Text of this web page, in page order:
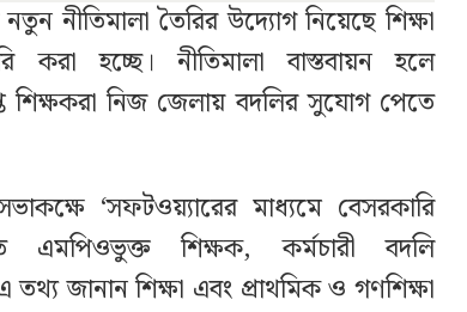
নীতিমালা তৈরির উদ্যোগ নিয়েছে শিক্ষা
করা হচ্ছে। নীতিমালা বাস্তবায়ন হলে
শিক্ষকরা নিজ জেলায় বদলির সুযোগ পেতে
‘সফটওয়্যারের মাধ্যমে বেসরকারি
এমপিওভুক্ত শিক্ষক, কর্মচারী বদলি
জানান শিক্ষা এবং প্রাথমিক ও গণশিক্ষা